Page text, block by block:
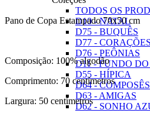
TODOS OS
D10 - NATAL
D75 - BUQUÊS
D77 - CORAÇÕES
D76 - PEÔNIAS
D11 - FUNDO
D55 - HÍPICA
D64 - COMPOSÊS
D63 - AMIGAS
D62 - SONHO
Pano de Copa Estampado 70x50 cm
Composição: 100% algodão
Comprimento: 70 centímetros
Largura: 50 centímetros